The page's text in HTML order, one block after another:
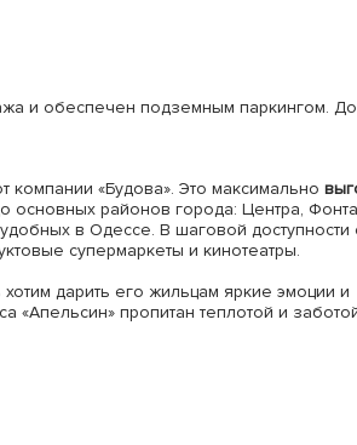
и обеспечен подземным паркингом.
«Будова». Это максимально
основных районов города: Центра,
в Одессе. В шаговой доступности
супермаркеты и кинотеатры.
дарить его жильцам яркие эмоции и
«Апельсин» пропитан теплотой и